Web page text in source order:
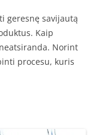
geresnę savijautą
Kaip
Norint
procesu, kuris